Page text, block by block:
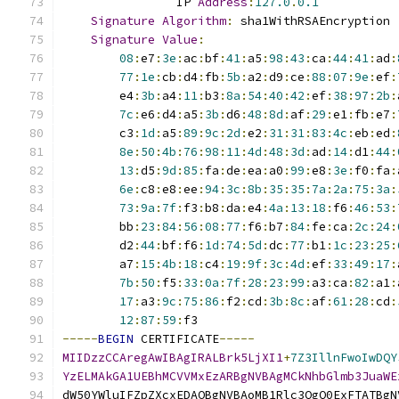
Signature Algorithm:
sha1WithRSAEncryption
Signature Value :
08 :e7 : 3e : ac :bf:41: a5 :98 :43 :ca :44:41: ad :
77 : 1e :cb :d4: fb : 5b : a2 :d9 :ce :88 :07 :9e :ef:
        e4
: 3b : a4: 11:b3 :8a : 54:40 :42 :ef: 38 :97 : 2b :
7c :e6 :d4: a5 : 3b :d6 :48 :8d : af: 29 :e1: fb :e7 :
        c3
: 1d : a5 :89 :9c : 2d :e2 : 31: 31:83 :4c :eb :ed :
8e : 50 :4b : 76 :98 : 11:4d :48 : 3d : ad : 14:d1:44:
13 :d5 :9d :85 : fa :de :ea : a0 :99 :e8 : 3e : f0 : fa :
6e :c8 :e8 :ee :94: 3c :8b : 35 : 35 : 7a : 2a : 75 : 3a :
73 :9a : 7f: f3 :b8 :da :e4:4a : 13 : 18 : f6 :46 : 53 :
        bb
: 23 :84: 56 :08 : 77 : f6 :b7 :84: fe :ca : 2c : 24:
        d2
:44:bf: f6 : 1d : 74: 5d :dc : 77 :b1: 1c : 23 : 25 :
        a7
: 15 :4b : 18 :c4: 19 :9f: 3c :4d :ef: 33 :49 : 17 :
7b : 50 : f5 : 33 :0a : 7f: 28 : 23 :99 : a3 :ca :82 : a1:
17 : a3 :9c : 75 :86 : f2 :cd : 3b :8c : af:61: 28 :cd :
12 :87 : 59 : f3
-----BEGIN CERTIFICATE-----
MIIDzzCCAregAwIBAgIRALBrk5LjXI1+